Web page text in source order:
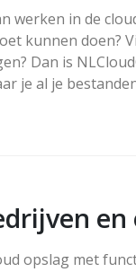
werken in de
kunnen doen?
Dan is
je al je
opslag met